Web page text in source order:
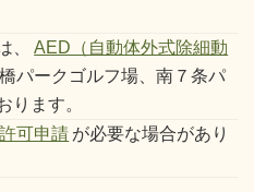
、
AED（自動体外式除細動
パークゴルフ場、南７条パ
ります。
可申請 が必要な場合があり